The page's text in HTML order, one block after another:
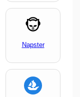
Napster